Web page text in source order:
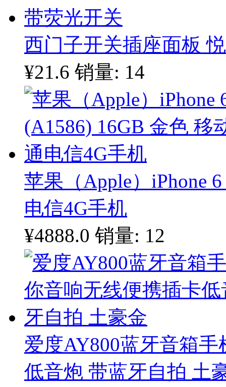
西门子开关插座面板
¥21.6 销量: 14
苹果（Apple）iPhone
电信4G手机
¥4888.0 销量: 12
爱度AY800蓝牙音箱
低音炮 带蓝牙自拍 土